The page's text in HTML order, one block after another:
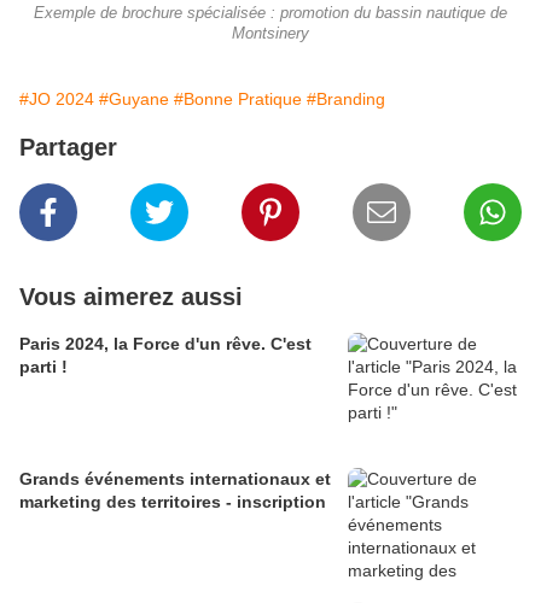
Exemple de brochure spécialisée : promotion du bassin nautique de
Montsinery
#JO 2024 #Guyane #Bonne Pratique #Branding
Partager
Vous aimerez aussi
Paris 2024, la Force d'un rêve. C'est
parti !
Grands événements internationaux et
marketing des territoires - inscription